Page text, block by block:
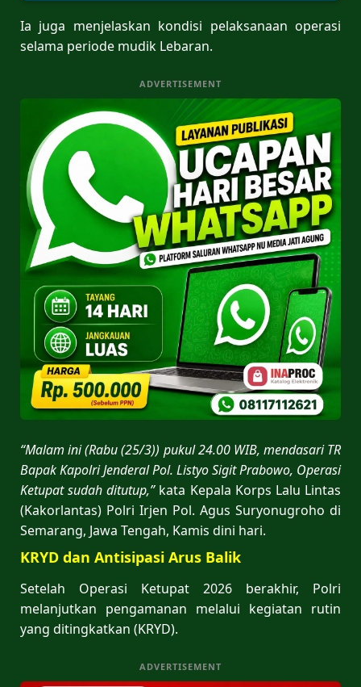
Ia juga menjelaskan kondisi pelaksanaan operasi
selama periode mudik Lebaran.
ADVERTISEMENT
“Malam ini (Rabu (25/3)) pukul 24.00 WIB, mendasari TR
Bapak Kapolri Jenderal Pol. Listyo Sigit Prabowo, Operasi
Ketupat sudah ditutup,”kata Kepala Korps Lalu Lintas
(Kakorlantas) Polri Irjen Pol. Agus Suryonugroho di
Semarang, Jawa Tengah, Kamis dini hari.
KRYD dan Antisipasi Arus Balik
Setelah Operasi Ketupat 2026 berakhir, Polri
melanjutkan pengamanan melalui kegiatan rutin
yang ditingkatkan (KRYD).
ADVERTISEMENT